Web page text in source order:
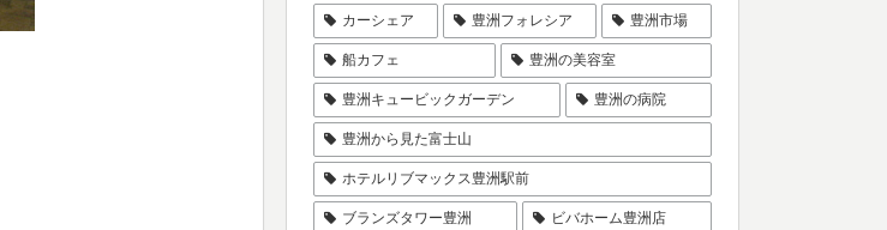
カーシェア 豊洲フォレシア 豊洲市場
船カフェ 豊洲の美容室
豊洲キュービックガーデン 豊洲の病院
豊洲から見た富士山
ホテルリブマックス豊洲駅前
ブランズタワー豊洲 ビバホーム豊洲店